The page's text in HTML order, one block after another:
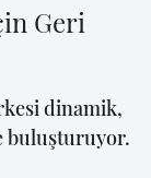
Geri
dinamik,
buluşturuyor.